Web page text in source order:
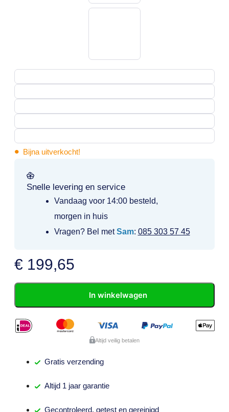
• Bijna uitverkocht!
Snelle levering en service
Vandaag voor 14:00 besteld,
morgen in huis
Vragen? Bel metSam: 085 303 57 45
€ 199,65
In winkelwagen
Altijd veilig betalen
Gratis verzending
Altijd 1 jaargarantie
Gecontroleerd, getesten gereinigd